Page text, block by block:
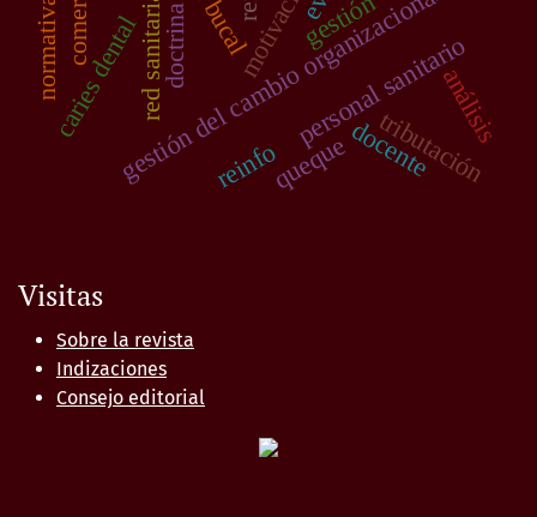
gestión del cambio organizacional
personal sanitario
caries dental
docente
análisis
doctrina
reinfo tributación
gestión
queque
Visitas
Sobre la revista
Indizaciones
Consejo editorial